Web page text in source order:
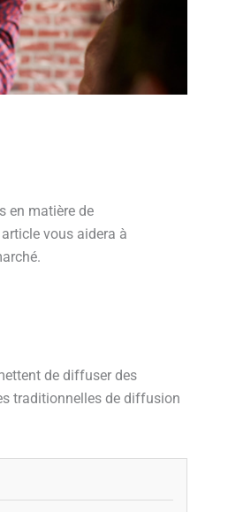
en matière de
vous aidera à
de diffuser des
traditionnelles de diffusion